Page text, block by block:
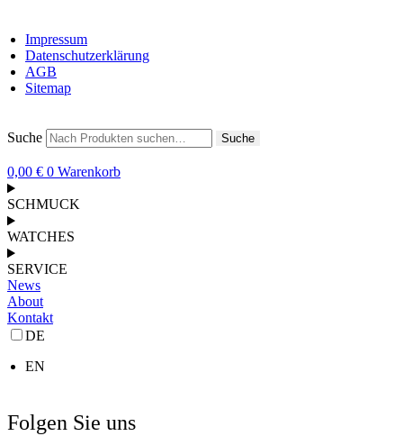
Impressum
Datenschutzerklärung
AGB
Sitemap
Suche Suche
0,00 € 0 Warenkorb
SCHMUCK
WATCHES
SERVICE
News
About
Kontakt
DE
EN
Folgen Sie uns